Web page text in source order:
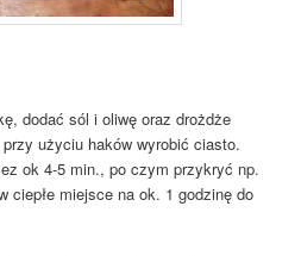
dodać sól i oliwę oraz drożdże
użyciu haków wyrobić ciasto.
ok 4-5 min., po czym przykryć np.
ciepłe miejsce na ok. 1 godzinę do